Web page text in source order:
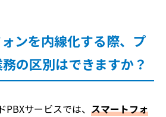
ンを内線化する際、プ
の区別はできますか？
サービスでは、 スマートフォ